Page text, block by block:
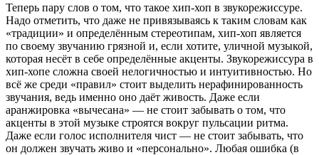
Теперь пару слов о том, что такое хип-хоп в звукорежиссуре.
Надо отметить, что даже не привязываясь к таким словам как
«традиции» и определённым стереотипам, хип-хоп является
по своему звучанию грязной и, если хотите, уличной музыкой,
которая несёт в себе определённые акценты. Звукорежиссура в
хип-хопе сложна своей нелогичностью и интуитивностью. Но
всё же среди «правил» стоит выделить нерафинированность
звучания, ведь именно оно даёт живость. Даже если
аранжировка «вычесана» — не стоит забывать о том, что
акценты в этой музыке строятся вокруг пульсации ритма.
Даже если голос исполнителя чист — не стоит забывать, что
он должен звучать живо и «персонально». Любая ошибка (в